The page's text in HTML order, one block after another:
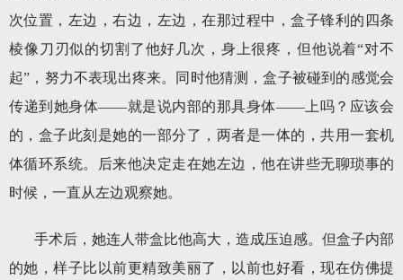
次位置，左边，右边，左边，在那过程中，盒子锋利的四条
棱像刀刃似的切割了他好几次，身上很疼，但他说着“对不
起”，努力不表现出疼来。同时他猜测，盒子被碰到的感觉会
传递到她身体——就是说内部的那具身体——上吗？应该会
的，盒子此刻是她的一部分了，两者是一体的，共用一套机
体循环系统。后来他决定走在她左边，他在讲些无聊琐事的
时候，一直从左边观察她。
手术后，她连人带盒比他高大，造成压迫感。但盒子内部
的她，样子比以前更精致美丽了，以前也好看，现在仿佛提